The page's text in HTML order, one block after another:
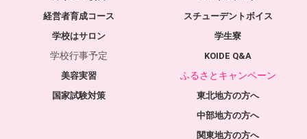
経営者育成コース
学校はサロン
学校行事予定
美容実習
国家試験対策
スチューデントボイス
学生寮
KOIDE Q&A
ふるさとキャンペーン
東北地方の方へ
中部地方の方へ
関東地方の方へ